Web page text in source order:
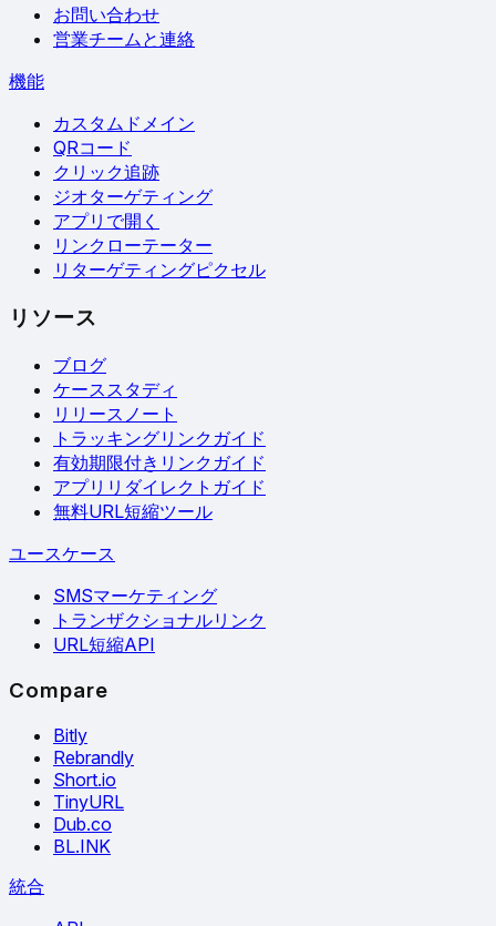
お問い合わせ
営業チームと連絡
機能
カスタムドメイン
QRコード
クリック追跡
ジオターゲティング
アプリで開く
リンクローテーター
リターゲティングピクセル
リソース
ブログ
ケーススタディ
リリースノート
トラッキングリンクガイド
有効期限付きリンクガイド
アプリリダイレクトガイド
無料URL短縮ツール
ユースケース
SMSマーケティング
トランザクショナルリンク
URL短縮API
Compare
Bitly
Rebrandly
Short.io
TinyURL
Dub.co
BL.INK
統合